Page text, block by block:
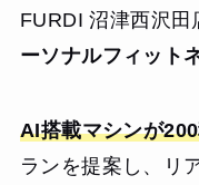
FURDI 沼津西沢田
ーソナルフィット
AI搭載マシンが
ランを提案し、リ